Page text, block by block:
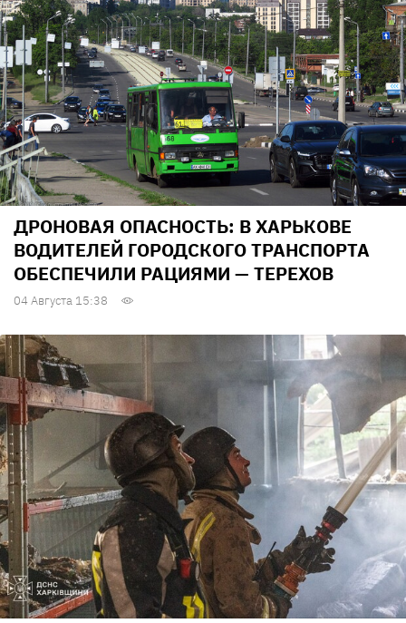
ДРОНОВАЯ ОПАСНОСТЬ: В ХАРЬКОВЕ
ВОДИТЕЛЕЙ ГОРОДСКОГО ТРАНСПОРТА
ОБЕСПЕЧИЛИ РАЦИЯМИ — ТЕРЕХОВ
04 Августа 15:38